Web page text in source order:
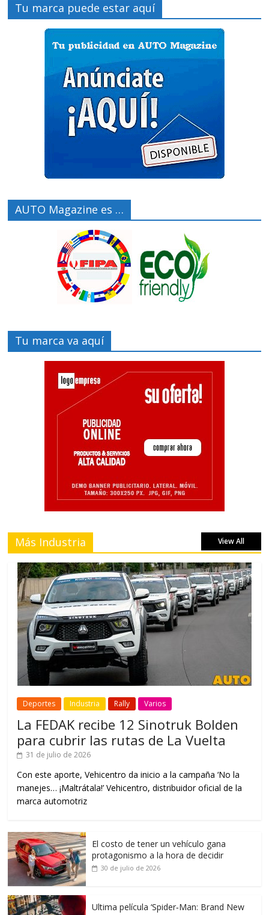
Tu marca puede estar aquí
AUTO Magazine es …
Tu marca va aquí
Más Industria View All
Deportes Industria Rally Varios
La FEDAK recibe 12 Sinotruk Bolden
para cubrir las rutas de La Vuelta
31 de julio de 2026
Con este aporte, Vehicentro da inicio a la campaña ‘No la
manejes… ¡Maltrátala!’ Vehicentro, distribuidor oficial de la
marca automotriz
El costo de tener un vehículo gana
protagonismo a la hora de decidir
30 de julio de 2026
Ultima película ‘Spider‑Man: Brand New